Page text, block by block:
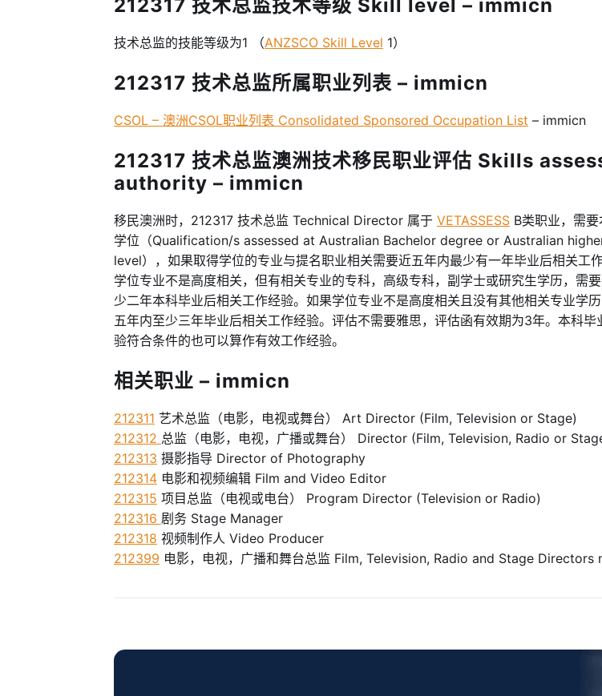
212317 技术总监技术等级 Skill level – immicn
技术总监的技能等级为1 （ANZSCO Skill Level 1）
212317 技术总监所属职业列表 – immicn
CSOL – 澳洲CSOL职业列表 Consolidated Sponsored Occupation List – immicn
212317 技术总监澳洲技术移民职业评估 Skills
authority – immicn
移民澳洲时，212317 技术总监 Technical Director 属于 VETASSESS B类职业，需
学位（Qualification/s assessed at Australian Bachelor degree or Australian
level），如果取得学位的专业与提名职业相关需要近五年内最少有一年毕业后相关工
学位专业不是高度相关，但有相关专业的专科，高级专科，副学士或研究生学历，需
少二年本科毕业后相关工作经验。如果学位专业不是高度相关且没有其他相关专业学
五年内至少三年毕业后相关工作经验。评估不需要雅思，评估函有效期为3年。本科毕
验符合条件的也可以算作有效工作经验。
相关职业 – immicn
212311 艺术总监（电影，电视或舞台） Art Director (Film, Television or Stage)
212312 总监（电影，电视，广播或舞台） Director (Film, Television, Radio or
212313 摄影指导 Director of Photography
212314 电影和视频编辑 Film and Video Editor
212315 项目总监（电视或电台） Program Director (Television or Radio)
212316 剧务 Stage Manager
212318 视频制作人 Video Producer
212399 电影，电视，广播和舞台总监 Film, Television, Radio and Stage Directors